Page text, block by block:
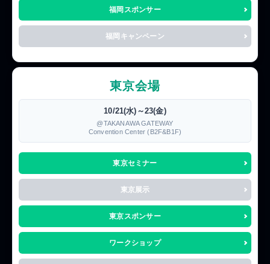
福岡スポンサー
福岡キャンペーン
東京会場
10/21(水)～23(金)
@TAKANAWA GATEWAY
Convention Center (B2F&B1F)
東京セミナー
東京展示
東京スポンサー
ワークショップ